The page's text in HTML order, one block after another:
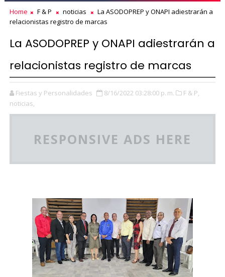
Home F & P noticias
La ASODOPREP y ONAPI adiestrarán a
relacionistas registro de marcas
La ASODOPREP y ONAPI adiestrarán a
relacionistas registro de marcas
Fiestas y Personalidades 8/16/2022 03:28:00 p. m.
F & P,
noticias,
RESPONSIVE ADS HERE